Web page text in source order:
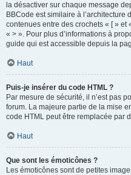
la désactiver sur chaque message
BBCode est similaire à l’architecture
contenues entre des crochets « [ » et
« > ». Pour plus d’informations à
guide qui est accessible depuis la
Haut
Puis-je insérer du code HTML ?
Par mesure de sécurité, il n’est pas
forum. La majeure partie de la mise
code HTML peut être remplacée par
Haut
Que sont les émoticônes ?
Les émoticônes sont de petites